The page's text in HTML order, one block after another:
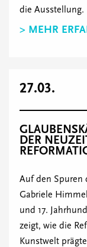
die Ausstellung.
> MEHR
27.03.
DER
Auf den Spuren
Gabriele
und 17.
zeigt, wie die
Kunstwelt